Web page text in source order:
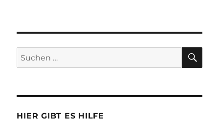
Suchen
nach:
HIER GIBT ES HILFE